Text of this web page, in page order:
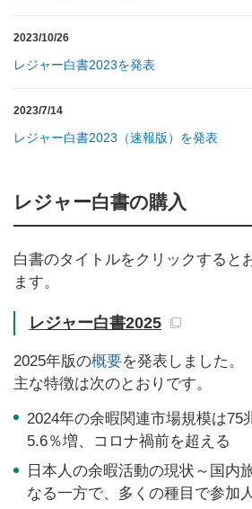
2023/10/26
レジャー白書2023を発表
2023/7/14
レジャー白書2023（速報版）を発表
レジャー白書の購入
白書のタイトルをクリックすると
ます。
レジャー白書2025
2025年版の概要を発表しました。
主な特徴は次のとおりです。
2024年の余暇関連市場規模は75
5.6％増、コロナ禍前を超える
日本人の余暇活動の現状～国内
なる一方で、多くの種目で参加